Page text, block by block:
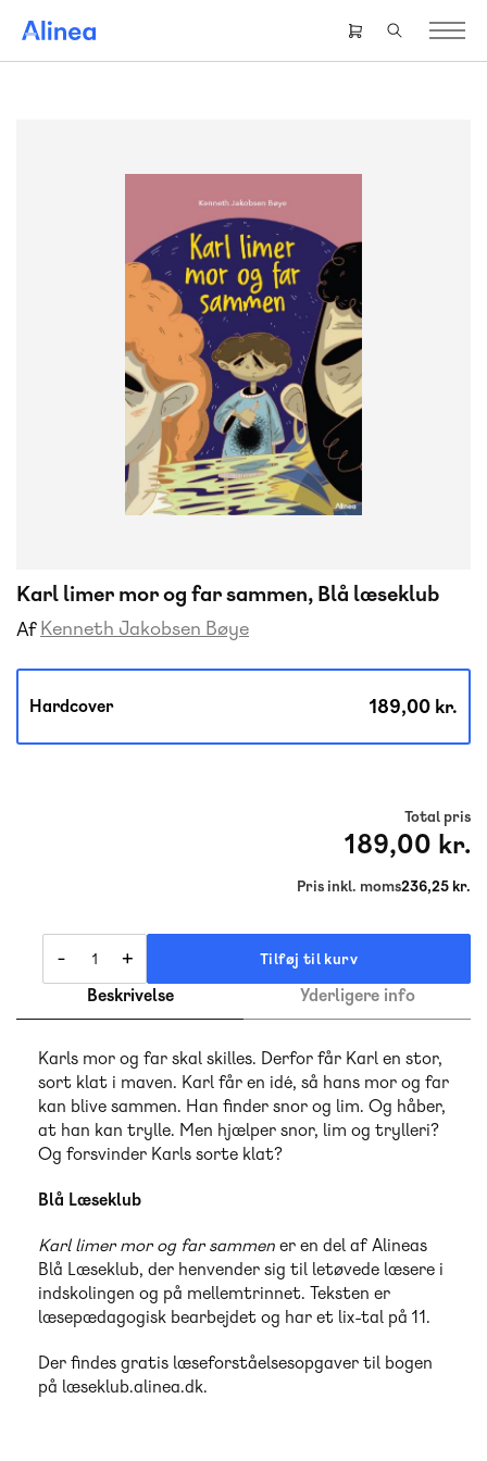
hovedindhold
Header
right
Karl limer mor og far sammen, Blå læseklub
Af Kenneth Jakobsen Bøye
Hardcover 189,00 kr.
Total pris
189,00 kr.
Pris inkl. moms236,25 kr.
- + Tilføj til kurv
Beskrivelse Yderligere info
Karls mor og far skal skilles. Derfor får Karl en stor,
sort klat i maven. Karl får en idé, så hans mor og far
kan blive sammen. Han finder snor og lim. Og håber,
at han kan trylle. Men hjælper snor, lim og trylleri?
Og forsvinder Karls sorte klat?
Blå Læseklub
Karl limer mor og far sammener en del af Alineas
Blå Læseklub, der henvender sig til letøvede læsere i
indskolingen og på mellemtrinnet. Teksten er
læsepædagogisk bearbejdet og har et lix-tal på 11.
Der findes gratis læseforståelsesopgaver til bogen
på læseklub.alinea.dk.